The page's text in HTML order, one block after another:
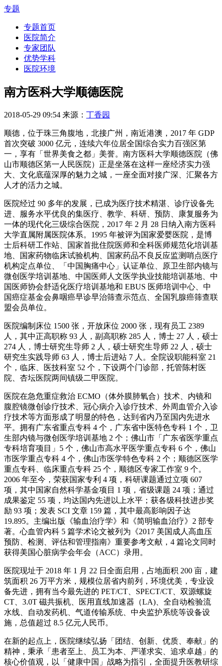
专题
专题首页
医院简介
专家团队
优势学科
医院环境
南方医科大学顺德医院
2018-05-29 09:54 来源： 丁香园
顺德，位于珠三角腹地，北接广州，南近港澳，2017 年 GDP
首次突破 3000 亿元，连续六年位居全国综合实力百强区第
一，享有「世界美食之都」美誉。南方医科大学顺德医院（佛
山市顺德区第一人民医院）正是坐落在这样一座经济实力强
大、文化底蕴深厚的魅力之城，一座全面对接广深、汇聚各方
人才的活力之城。
医院经过 90 多年的发展，已成为医疗技术精湛、诊疗设备先
进、服务水平优良的集医疗、教学、科研、预防、康复服务为
一体的现代化三级综合医院，2017 年 2 月 28 日纳入南方医科
大学直属附属医院体系。1995 年被评为国家爱婴医院，是博
士后科研工作站、国家首批住院医师和全科医师规范化培训基
地、国家药物临床试验机构、国家药品不良反应监测哨点医疗
机构定点单位、「中国胸痛中心」认证单位、原卫生部内镜与
微创医学培训基地、中国医师人文医学执业技能培训基地、中
国医师协会舒适化医疗培训基地和 EBUS 医师培训中心、中
国癌症基金会鼻咽癌早诊早治筛查示范点、全国乳腺癌筛查联
盟会员单位。
医院编制床位 1500 张，开放床位 2000 张，现有员工 2389
人，其中正高职称 93 人，副高职称 285 人，博士 27 人，硕士
274 人，博士研究生导师 2 人，硕士研究生导师 22 人，硕士
研究生实践导师 63 人，博士后进站 7 人。全院设职能科室 21
个，临床、医技科室 52 个，下设两个门诊部，托管陈村医
院、杏坛医院两间镇级二甲医院。
医院在急危重症救治 ECMO（体外膜肺氧合）技术、内镜和
腹腔镜微创诊疗技术、冠心病介入诊疗技术、外周血管介入诊
疗技术等方面形成了明显的特色，达到省内乃至国内先进水
平。拥有广东省重点专科 4 个，广东省中医特色专科 1 个，卫
生部内镜与微创医学培训基地 2 个；佛山市「广东省医学重点
专科培育项目」5 个，佛山市高水平医学重点专科 6 个，佛山
市医学重点专科 4 个，佛山市医学特色专科 2 个；顺德区医学
重点专科、临床重点专科 25 个，顺德区专家工作室 9 个。
2006 年至今，荣获国家专利 4 项，科研课题通过立项 607
项，其中国家自然科学基金项目 1 项，省级课题 24 项；通过
成果鉴定 55 项，均达国内先进以上水平；获各级科技进步奖
励 93 项；发表 SCI 文章 159 篇，其中最高影响因子达
19.895。主编出版《输血治疗学》和《简明输血治疗》2 部专
著。心血管内科 5 篇学术论文被列为《2017 美国成人高血压
预防、检测、评估和管理指南》重要参考文献，4 篇论文同时
获得美国心脏病学会年会（ACC）录用。
医院现址于 2018 年 1 月 22 日全面启用，占地面积 200 亩，建
筑面积 26 万平方米，规模位居省内前列，环境优美，专业设
备先进，拥有当今最先进的 PET/CT、SPECT/CT、双源螺旋
CT、3.0T 磁共振机、医用直线加速器（LA)、全自动检验流
水线、自动发药机、气道传输系统、中央监护系统等设备设
施，总值超过 8.5 亿元人民币。
在新的起点上，医院继续弘扬「团结、创新、优质、奉献」的
精神，秉承「患者至上、员工为本、严谨求实、追求卓越」的
核心价值观，以「健康中国」战略为指引，全面提升医教研综